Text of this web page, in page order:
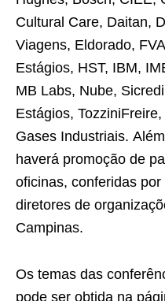
Cultural Care, Daitan,
Viagens, Eldorado,
Estágios, HST, IBM,
MB Labs, Nube,
Estágios,
Gases Industriais.
haverá promoção de
oficinas, conferidas
diretores de
Campinas.
Os temas das
pode ser obtida na